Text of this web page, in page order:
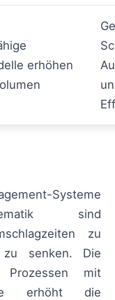
erhöhen
Systeme
sind
zu
zu senken. Die
Prozessen mit
erhöht die